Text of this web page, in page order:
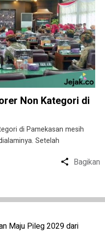
Maju Pileg 2029 dari
Non Kategori di
di Pamekasan mesih
Setelah
Bagikan